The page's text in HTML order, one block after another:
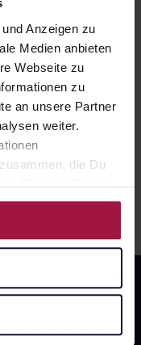
Anzeigen zu
Medien anbieten
Webseite zu
zu
an unsere Partner
weiter.
die Du
Rahmen Deiner
Sie das
bereits
angeben. Das
kaufen, nur
Anwendung
Details